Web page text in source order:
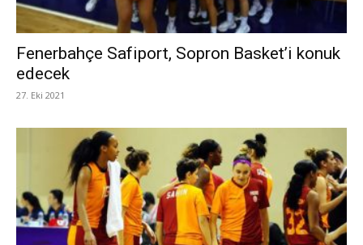
Fenerbahçe Safiport, Sopron Basket’i konuk
edecek
27. Eki 2021